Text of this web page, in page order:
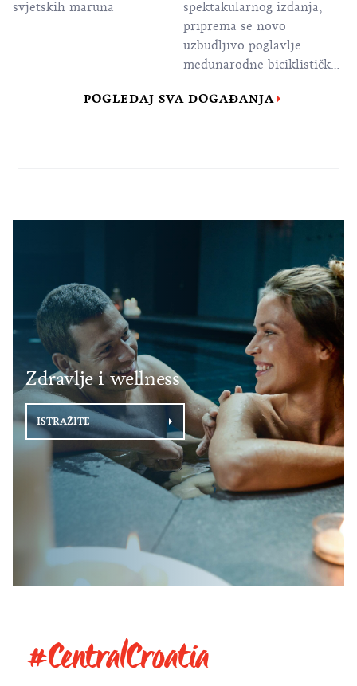
svjetskih maruna
spektakularnog izdanja,
priprema se novo
uzbudljivo poglavlje
međunarodne biciklističke
da još jednom pošalje
POGLEDAJ SVA DOGAĐANJA
Zdravlje i wellness
ISTRAŽITE
#CentralCroatia